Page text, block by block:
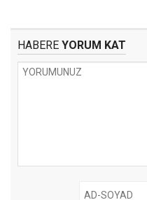
HABERE YORUM KAT